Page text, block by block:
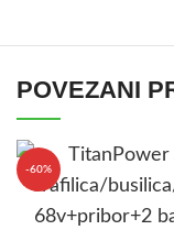
POVEZANI
-60%